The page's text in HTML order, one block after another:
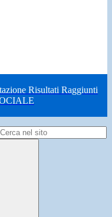
Risultati Raggiunti